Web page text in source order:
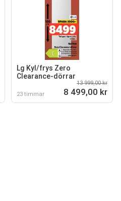
Lg Kyl/frys Zero
Clearance-dörrar
23 timmar
13 999,00 kr
8 499,00 kr